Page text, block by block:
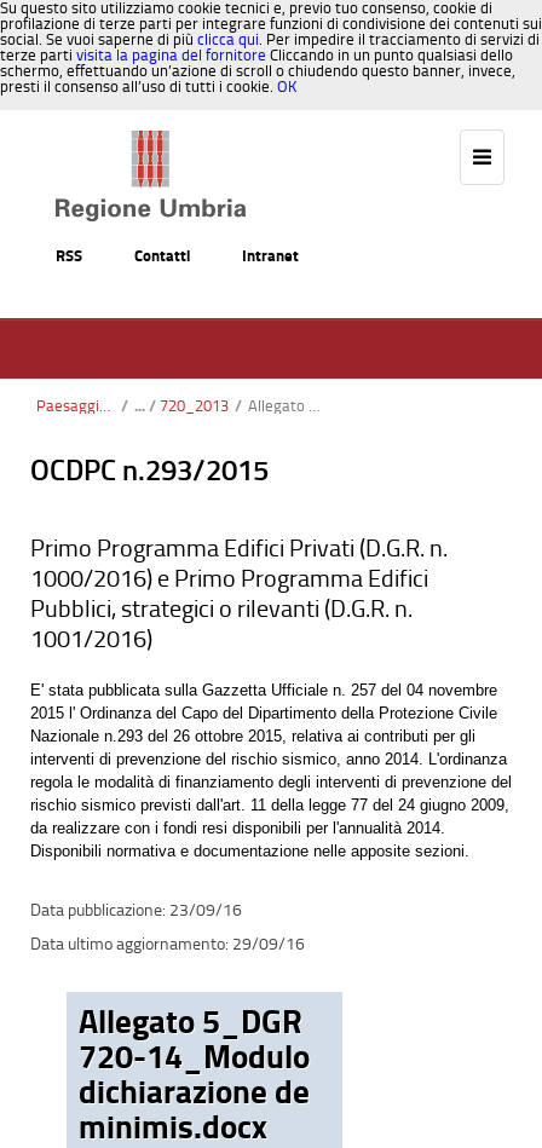
Su questo sito utilizziamo cookie tecnici e, previo tuo consenso, cookie di
profilazione di terze parti per integrare funzioni di condivisione dei contenuti sui
social. Se vuoi saperne di più clicca qui. Per impedire il tracciamento di servizi di
terze parti visita la pagina del fornitore Cliccando in un punto qualsiasi dello
schermo, effettuando un’azione di scroll o chiudendo questo banner, invece,
presti il consenso all’uso di tutti i cookie. OK
RSS Contatti Intranet
Paesaggio, Territorio, Urbanistica / 720_2013 / Allegato 5_DGR 720-14_Modulo dichiarazione de minimis.docx
OCDPC n.293/2015
Primo Programma Edifici Privati (D.G.R. n.
1000/2016) e Primo Programma Edifici
Pubblici, strategici o rilevanti (D.G.R. n.
1001/2016)
E' stata pubblicata sulla Gazzetta Ufficiale n. 257 del 04 novembre
2015 l' Ordinanza del Capo del Dipartimento della Protezione Civile
Nazionale n.293 del 26 ottobre 2015, relativa ai contributi per gli
interventi di prevenzione del rischio sismico, anno 2014. L'ordinanza
regola le modalità di finanziamento degli interventi di prevenzione del
rischio sismico previsti dall'art. 11 della legge 77 del 24 giugno 2009,
da realizzare con i fondi resi disponibili per l'annualità 2014.
Disponibili normativa e documentazione nelle apposite sezioni.
23/09/16
29/09/16
Allegato 5_DGR
720-14_Modulo
dichiarazione de
minimis.docx